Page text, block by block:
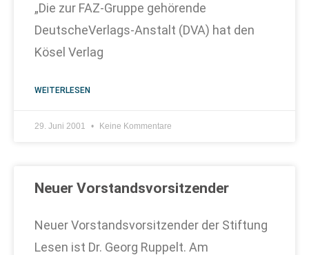
„Die zur FAZ-Gruppe gehörende
DeutscheVerlags-Anstalt (DVA) hat den
Kösel Verlag
WEITERLESEN
29. Juni 2001 Keine Kommentare
Neuer Vorstandsvorsitzender
Neuer Vorstandsvorsitzender der Stiftung
Lesen ist Dr. Georg Ruppelt. Am